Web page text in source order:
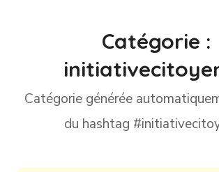
Catégorie :
Catégorie générée
du hashtag